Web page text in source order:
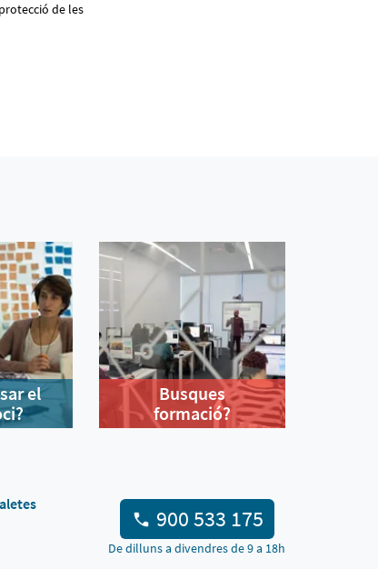
de les
el
Busques
formació?
900 533 175
De dilluns a divendres de 9 a 18h